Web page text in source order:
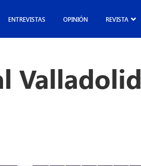
ENTREVISTAS OPINIÓN REVISTA
Valladolid